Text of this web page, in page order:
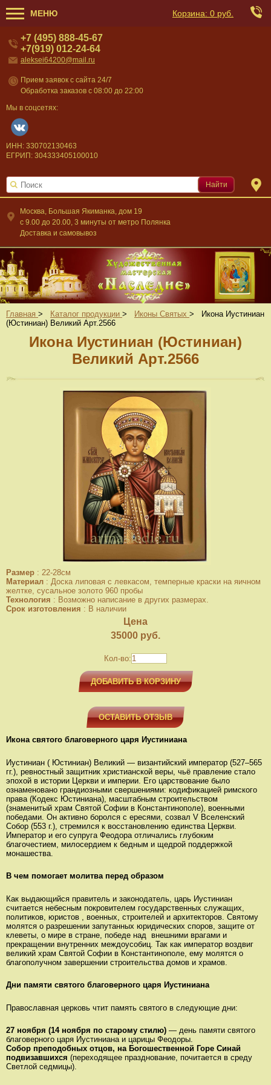
МЕНЮ Корзина: 0 руб.
Москва, Большая Якиманка, дом 19
c 9.00 до 20.00, 3 минуты от метро Полянка
Доставка и самовывоз
+7 (495) 888-45-67
+7(919) 012-24-64
aleksei64200@mail.ru
Прием заявок с сайта 24/7
Обработка заказов с 08:00 до 22:00
Мы в соцсетях:
ИНН: 330702130463
ЕГРИП: 304333405100010
Найти
Главная > Каталог продукции > Иконы Святых >
Икона Иустиниан
(Юстиниан) Великий Арт.2566
Икона Иустиниан (Юстиниан)
Великий Арт.2566
Размер : 22-28см
Материал : Доска липовая с левкасом, темперные краски на яичном
желтке, сусальное золото 960 пробы
Технология : Возможно написание в других размерах.
Срок изготовления : В наличии
Цена
35000 руб.
Кол-во:
ДОБАВИТЬ В КОРЗИНУ
ОСТАВИТЬ ОТЗЫВ
Икона святого благоверного царя Иустиниана
Иустиниан ( Юстиниан) Великий — византийский император (527–565
гг.), ревностный защитник христианской веры, чьё правление стало
эпохой в истории Церкви и империи. Его царствование было
ознаменовано грандиозными свершениями: кодификацией римского
права (Кодекс Юстиниана), масштабным строительством
(знаменитый храм Святой Софии в Константинополе), военными
победами. Он активно боролся с ересями, созвал V Вселенский
Собор (553 г.), стремился к восстановлению единства Церкви.
Император и его супруга Феодора отличались глубоким
благочестием, милосердием к бедным и щедрой поддержкой
монашества.
В чем помогает молитва перед образом
Как выдающийся правитель и законодатель, царь Иустиниан
считается небесным покровителем государственных служащих,
политиков, юристов , военных, строителей и архитекторов. Святому
молятся о разрешении запутанных юридических споров, защите от
клеветы, о мире в стране, победе над внешними врагами и
прекращении внутренних междоусобиц. Так как император воздвиг
великий храм Святой Софии в Константинополе, ему молятся о
благополучном завершении строительства домов и храмов.
Дни памяти святого благоверного царя Иустиниана
Православная церковь чтит память святого в следующие дни:
27 ноября (14 ноября по старому стилю) — день памяти святого
благоверного царя Иустиниана и царицы Феодоры.
Собор преподобных отцов, на Богошественной Горе Синай
подвизавшихся (переходящее празднование, почитается в среду
Светлой седмицы).